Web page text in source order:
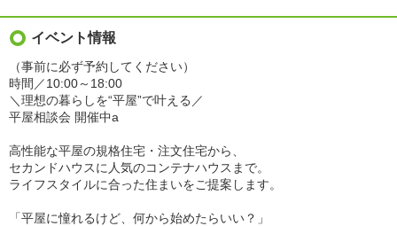
イベント情報
（事前に必ず予約してください）
時間／10:00～18:00
＼理想の暮らしを“平屋”で叶える／
平屋相談会 開催中a
高性能な平屋の規格住宅・注文住宅から、
セカンドハウスに人気のコンテナハウスまで。
ライフスタイルに合った住まいをご提案します。
「平屋に憧れるけど、何から始めたらいい？」